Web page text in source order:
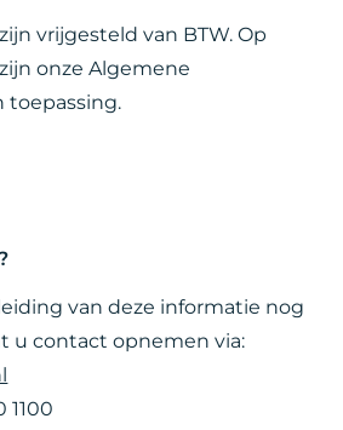
vrijgesteld van BTW. Op
onze Algemene
toepassing.
van deze informatie nog
u contact opnemen via:
1100